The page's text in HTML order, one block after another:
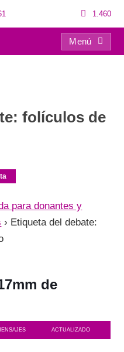
1.460
Menú
folículos de
para donantes y
› Etiqueta del debate:
de
ACTUALIZADO